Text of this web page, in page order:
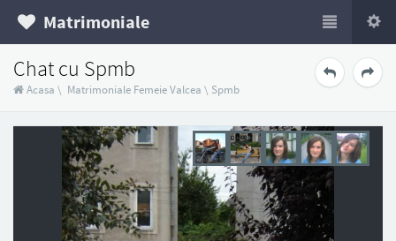
Matrimoniale
Chat cu Spmb
Acasa \ Matrimoniale Femeie Valcea \ Spmb